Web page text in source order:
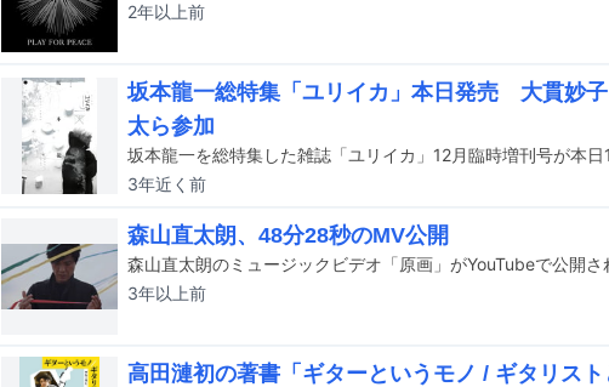
2年以上前
坂本龍一総特集「ユリイカ」本日発売 大貫妙
太ら参加
坂本龍一を総特集した雑誌「ユリイカ」12月臨時増刊号が本日
3年近く 前
森山直太朗、48分28秒のMV公開
森山直太朗のミュージックビデオ「原画」がYouTubeで公開さ
3年以上前
高田漣初の著書「ギターというモノ / ギタリス